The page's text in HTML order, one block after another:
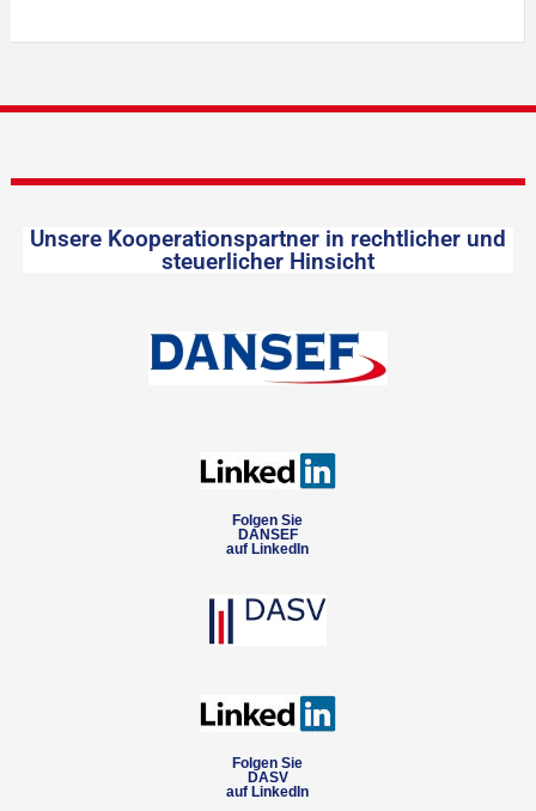
Unsere Kooperationspartner in rechtlicher und
steuerlicher Hinsicht
Folgen Sie
DANSEF
auf LinkedIn
Folgen Sie
DASV
auf LinkedIn